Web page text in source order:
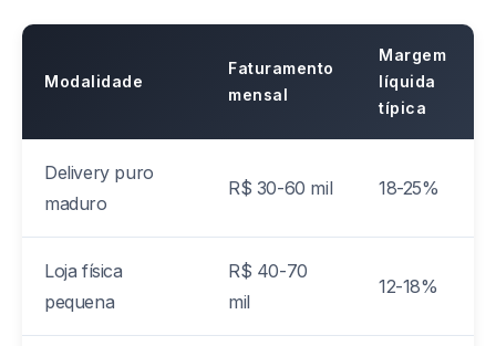
Modalidade
Faturamento
mensal
Margem
líquida
típica
Delivery puro
maduro
R$ 30-60 mil 18-25%
Loja física
pequena
R$ 40-70
mil
12-18%